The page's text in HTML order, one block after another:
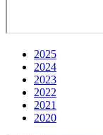
2025
2024
2023
2022
2021
2020